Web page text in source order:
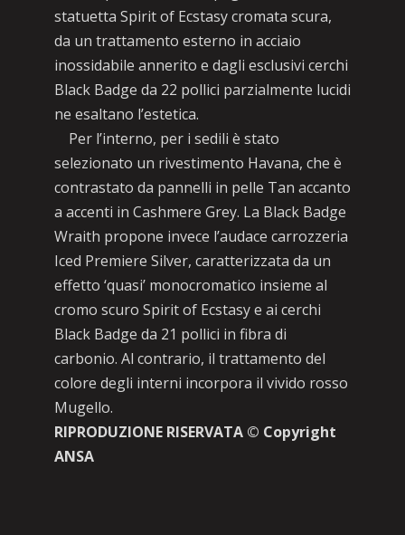
statuetta Spirit of Ecstasy cromata scura,
da un trattamento esterno in acciaio
inossidabile annerito e dagli esclusivi cerchi
Black Badge da 22 pollici parzialmente lucidi
ne esaltano l’estetica.
Per l’interno, per i sedili è stato
selezionato un rivestimento Havana, che è
contrastato da pannelli in pelle Tan accanto
a accenti in Cashmere Grey. La Black Badge
Wraith propone invece l’audace carrozzeria
Iced Premiere Silver, caratterizzata da un
effetto ‘quasi’ monocromatico insieme al
cromo scuro Spirit of Ecstasy e ai cerchi
Black Badge da 21 pollici in fibra di
carbonio. Al contrario, il trattamento del
colore degli interni incorpora il vivido rosso
Mugello.
RIPRODUZIONE RISERVATA © Copyright
ANSA